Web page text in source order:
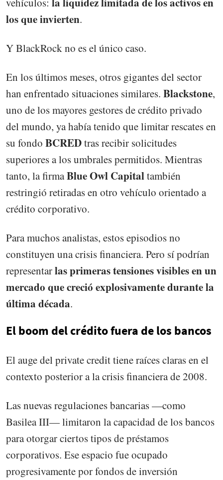
los que invierten.
Y BlackRock no es el único caso.
En los últimos meses, otros gigantes del sector
han enfrentado situaciones similares. Blackstone,
uno de los mayores gestores de crédito privado
del mundo, ya había tenido que limitar rescates en
su fondo BCREDtras recibir solicitudes
superiores a los umbrales permitidos. Mientras
tanto, la firmaBlue Owl Capitaltambién
restringió retiradas en otro vehículo orientado a
crédito corporativo.
Para muchos analistas, estos episodios no
constituyen una crisis financiera. Pero sí podrían
representarlas primeras tensiones visibles en un
mercado que creció explosivamente durante la
última década.
El boom del crédito fuera de los bancos
El auge del private credit tiene raíces claras en el
contexto posterior a la crisis financiera de 2008.
Las nuevas regulaciones bancarias —como
Basilea III— limitaron la capacidad de los bancos
para otorgar ciertos tipos de préstamos
corporativos. Ese espacio fue ocupado
progresivamente por fondos de inversión